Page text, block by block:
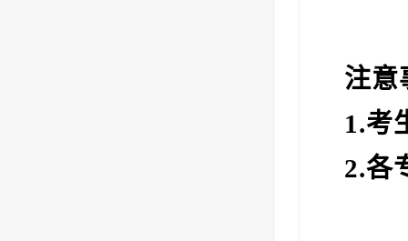
注意
1.考
2.各